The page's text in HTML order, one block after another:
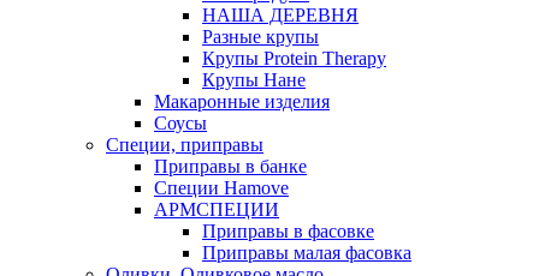
НАША ДЕРЕВНЯ
Разные крупы
Крупы Protein Therapy
Крупы Нане
Макаронные изделия
Соусы
Специи, приправы
Приправы в банке
Специи Hamove
АРМСПЕЦИИ
Приправы в фасовке
Приправы малая фасовка